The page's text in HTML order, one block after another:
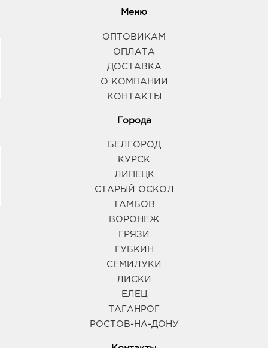
Меню
ОПТОВИКАМ
ОПЛАТА
ДОСТАВКА
О КОМПАНИИ
КОНТАКТЫ
Города
БЕЛГОРОД
КУРСК
ЛИПЕЦК
СТАРЫЙ ОСКОЛ
ТАМБОВ
ВОРОНЕЖ
ГРЯЗИ
ГУБКИН
СЕМИЛУКИ
ЛИСКИ
ЕЛЕЦ
ТАГАНРОГ
РОСТОВ-НА-ДОНУ